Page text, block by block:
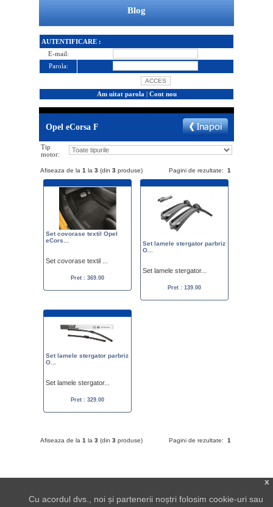
Blog
AUTENTIFICARE :
E-mail:
Parola:
Am uitat parola | Cont nou
Opel eCorsa F
Tip
motor:
Afiseaza de la 1 la 3 (din 3 produse) Pagini de rezultate: 1
Set covorase textil Opel
eCors...
Set covorase textil ...
Pret : 369.00
Set lamele stergator parbriz
O...
Set lamele stergator...
Pret : 139.00
Set lamele stergator parbriz
O...
Set lamele stergator...
Pret : 329.00
Afiseaza de la 1 la 3 (din 3 produse) Pagini de rezultate: 1
x
Cu acordul dvs., noi și partenerii noștri folosim cookie-uri sau